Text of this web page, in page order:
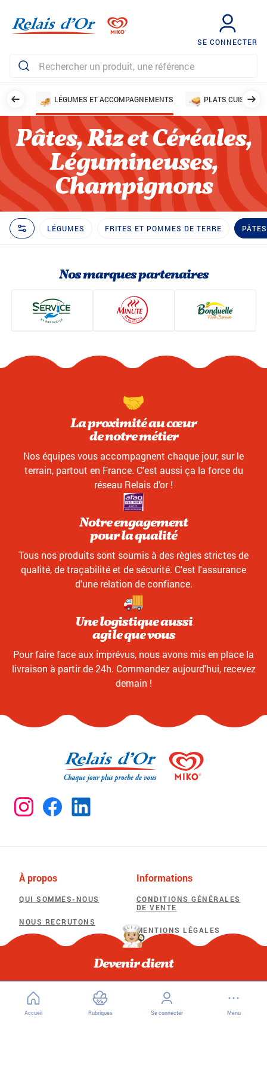
SE CONNECTER
LÉGUMES ET ACCOMPAGNEMENTS PLATS CUISINÉS
Pâtes, Riz et Céréales,
Légumineuses,
Champignons
LÉGUMES FRITES ET POMMES DE TERRE
Nos marques partenaires
Devenir client
La proximité au cœur
de notre métier
Nos équipes vous accompagnent chaque jour, sur le
terrain, partout en France. C'est aussi ça la force du
réseau Relais d'or !
Notre engagement
pour la qualité
Tous nos produits sont soumis à des règles strictes de
qualité, de traçabilité et de sécurité. C'est l'assurance
d'une relation de confiance.
Une logistique aussi
agile que vous
Pour faire face aux imprévus, nous avons mis en place la
livraison à partir de 24h. Commandez aujourd'hui, recevez
demain !
À propos
QUI SOMMES-NOUS
NOUS RECRUTONS
F.A.Q
Informations
CONDITIONS GÉNÉRALES
DE VENTE
MENTIONS LÉGALES
CONFIDENTIALITÉ
POLITIQUE D’UTILISATION
DES COOKIES
Accueil Rubriques Se connecter Menu